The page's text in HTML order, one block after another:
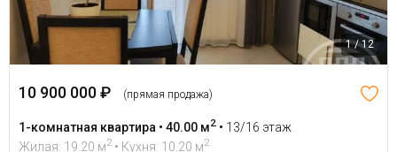
1 / 12
10 900 000 ₽ (прямая продажа)
1-комнатная квартира • 40.00 м2 • 13/16 этаж
Жилая: 19.20 м2 • Кухня: 10.20 м2